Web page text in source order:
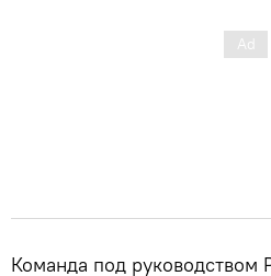
Команда под руководством